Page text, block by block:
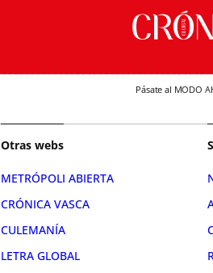
Pásate al MODO
Otras webs
METRÓPOLI ABIERTA
CRÓNICA VASCA
CULEMANÍA
LETRA GLOBAL